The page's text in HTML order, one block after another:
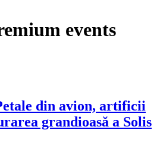
events
din avion, artificii
grandioasă a Solis